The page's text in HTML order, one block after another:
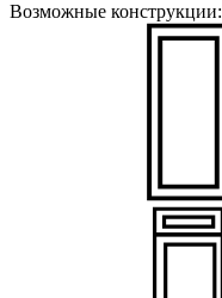
Возможные конструкции: